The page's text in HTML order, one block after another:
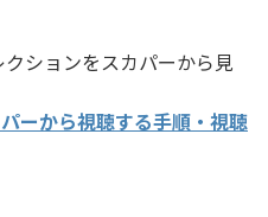
ションをスカパーから見
ーから視聴する手順・視聴